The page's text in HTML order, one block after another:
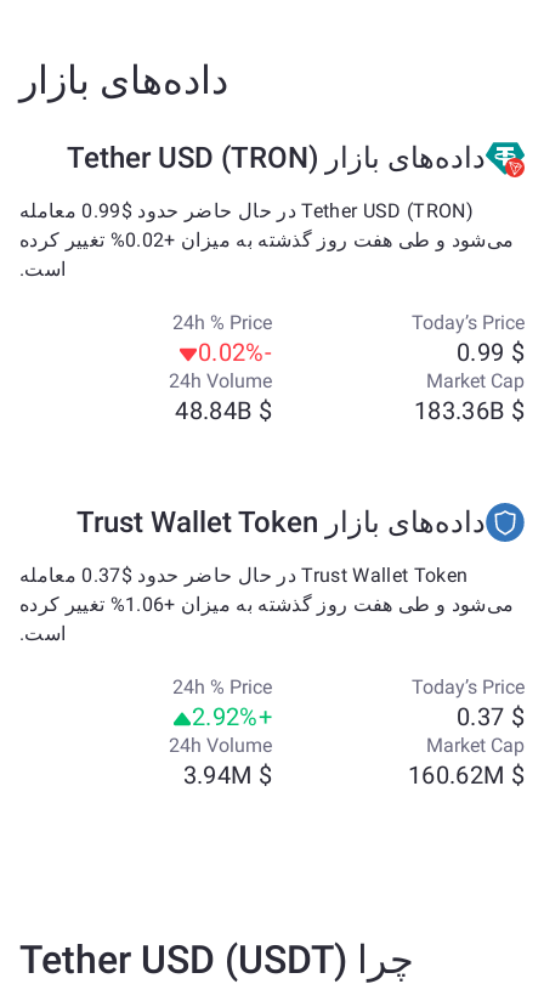
داده‌های بازار
داده‌های بازار Tether USD (TRON)
Tether USD (TRON) در حال حاضر حدود $0.99 معامله
می‌شود و طی هفت روز گذشته به میزان +0.02% تغییر کرده
است.
Today’s Price
$ 0.99
24h % Price
-0.02%
Market Cap
$ 183.36B
24h Volume
$ 48.84B
داده‌های بازار Trust Wallet Token
Trust Wallet Token در حال حاضر حدود $0.37 معامله
می‌شود و طی هفت روز گذشته به میزان +1.06% تغییر کرده
است.
Today’s Price
$ 0.37
24h % Price
+2.92%
Market Cap
$ 160.62M
24h Volume
$ 3.94M
چرا Tether USD (USDT)